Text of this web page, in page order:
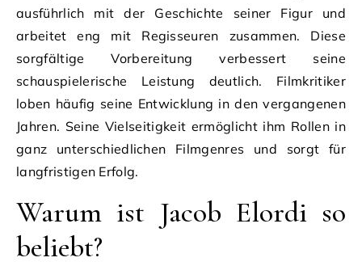
ausführlich mit der Geschichte seiner Figur und
arbeitet eng mit Regisseuren zusammen. Diese
sorgfältige Vorbereitung verbessert seine
schauspielerische Leistung deutlich. Filmkritiker
loben häufig seine Entwicklung in den vergangenen
Jahren. Seine Vielseitigkeit ermöglicht ihm Rollen in
ganz unterschiedlichen Filmgenres und sorgt für
langfristigen Erfolg.
Warum ist Jacob Elordi so
beliebt?